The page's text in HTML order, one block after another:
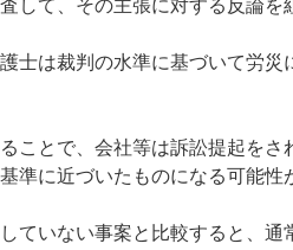
して、その主張に対する反論を
士は裁判の水準に基づいて労
ことで、会社等は訴訟提起を
準に近づいたものになる可能性
ていない事案と比較すると、